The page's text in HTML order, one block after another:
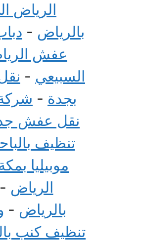
الرياض
بالرياض -
عفش
السبيعي -
بجدة -
نقل عفش
تنظيف
موبيليا
الرياض -
بالرياض -
تنظيف كنب